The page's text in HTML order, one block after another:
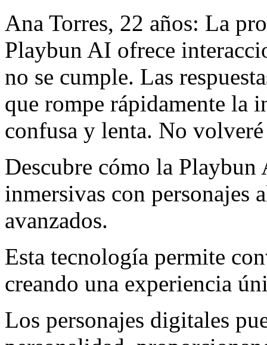
Ana Torres, 22 años: La
Playbun AI ofrece
no se cumple. Las
que rompe rápidamente la
confusa y lenta. No
Descubre cómo la
inmersivas con personajes
avanzados.
Esta tecnología permite
creando una experiencia
Los personajes digitales